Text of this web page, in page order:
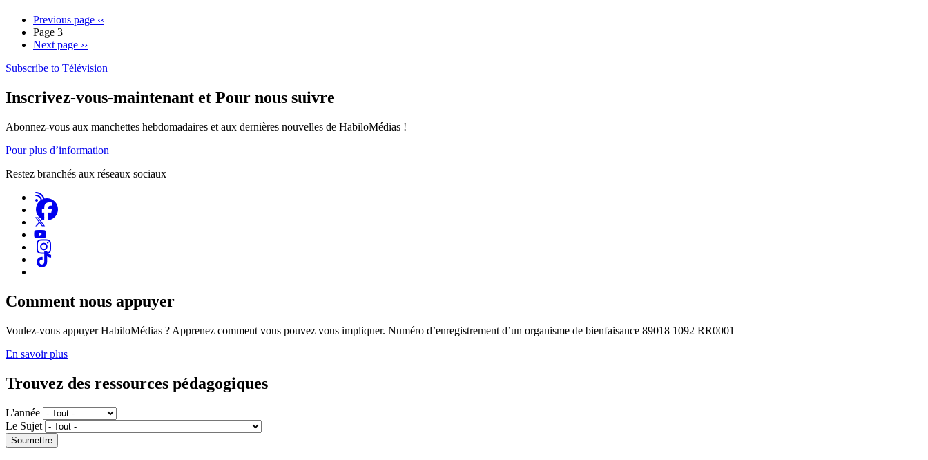
Previous page ‹‹
Page 3
Next page ››
Subscribe to Télévision
Inscrivez-vous-maintenant et Pour nous suivre
Abonnez-vous aux manchettes hebdomadaires et aux dernières nouvelles de HabiloMédias !
Pour plus d’information
Restez branchés aux réseaux sociaux
Comment nous appuyer
Voulez-vous appuyer HabiloMédias ? Apprenez comment vous pouvez vous impliquer. Numéro d’enregistrement d’un organisme de bienfaisance 89018 1092 RR0001
En savoir plus
Trouvez des ressources pédagogiques
L'année
Le Sujet